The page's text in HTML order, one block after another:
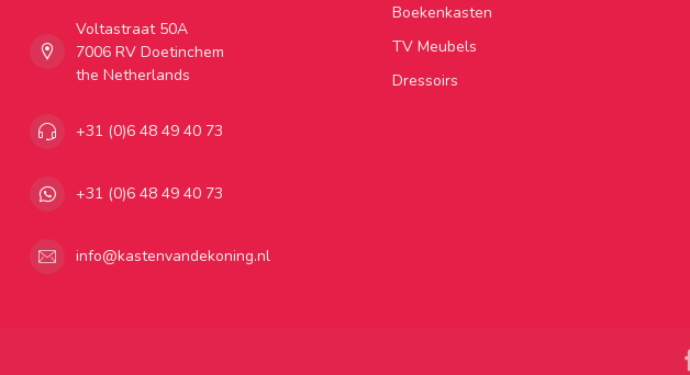
Voltastraat 50A
7006 RV Doetinchem
the Netherlands
+31 (0)6 48 49 40 73
+31 (0)6 48 49 40 73
info@kastenvandekoning.nl
Boekenkasten
TV Meubels
Dressoirs